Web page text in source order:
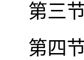
第三
第四